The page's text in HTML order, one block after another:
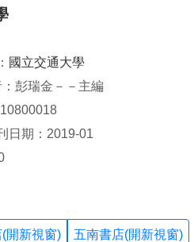
國立交通大學
彭瑞金－－主編
日期：2019-01
開新視窗) 五南書店(開新視窗)